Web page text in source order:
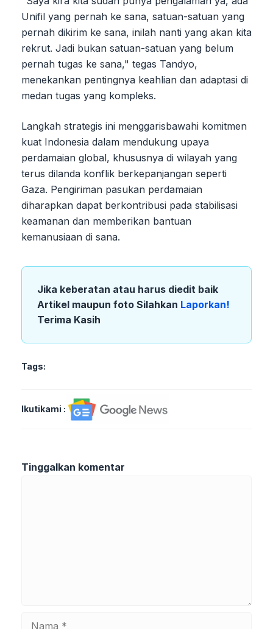
Unifil yang pernah ke sana, satuan-satuan yang
pernah dikirim ke sana, inilah nanti yang akan kita
rekrut. Jadi bukan satuan-satuan yang belum
pernah tugas ke sana," tegas Tandyo,
menekankan pentingnya keahlian dan adaptasi di
medan tugas yang kompleks.
Langkah strategis ini menggarisbawahi komitmen
kuat Indonesia dalam mendukung upaya
perdamaian global, khususnya di wilayah yang
terus dilanda konflik berkepanjangan seperti
Gaza. Pengiriman pasukan perdamaian
diharapkan dapat berkontribusi pada stabilisasi
keamanan dan memberikan bantuan
kemanusiaan di sana.
Jika keberatan atau harus diedit baik
Artikel maupun foto Silahkan Laporkan!
Terima Kasih
Tags:
Ikutikami :
Tinggalkan komentar